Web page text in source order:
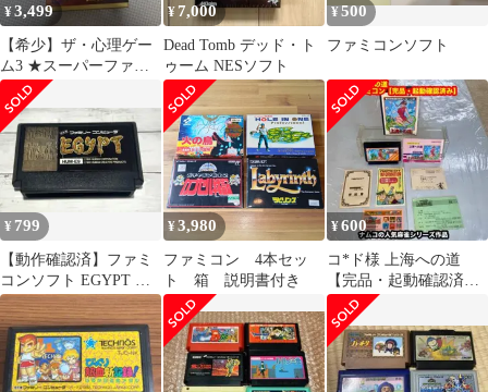
¥3,499
【希少】ザ・心理ゲー
ム3 ★スーパーファミ
コン★
¥ 7,000
Dead Tomb デッド・ト
ゥーム NESソフト
¥500
ファミコンソフト
¥ 799
【動作確認済】ファミ
コンソフト EGYPT エ
ジプト ヒューマン
¥3,980
ファミコン 4本セッ
ト 箱 説明書付き
¥600
コ*ド様 上海への道
【完品・起動確認済
み】FCファミコンソフ
ト